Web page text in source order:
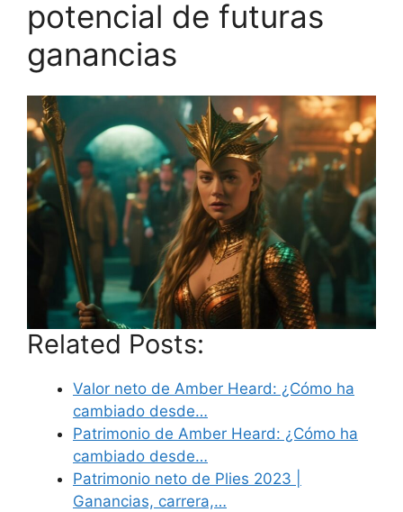
potencial de futuras
ganancias
Related Posts:
Valor neto de Amber Heard: ¿Cómo ha
cambiado desde…
Patrimonio de Amber Heard: ¿Cómo ha
cambiado desde…
Patrimonio neto de Plies 2023 |
Ganancias, carrera,…